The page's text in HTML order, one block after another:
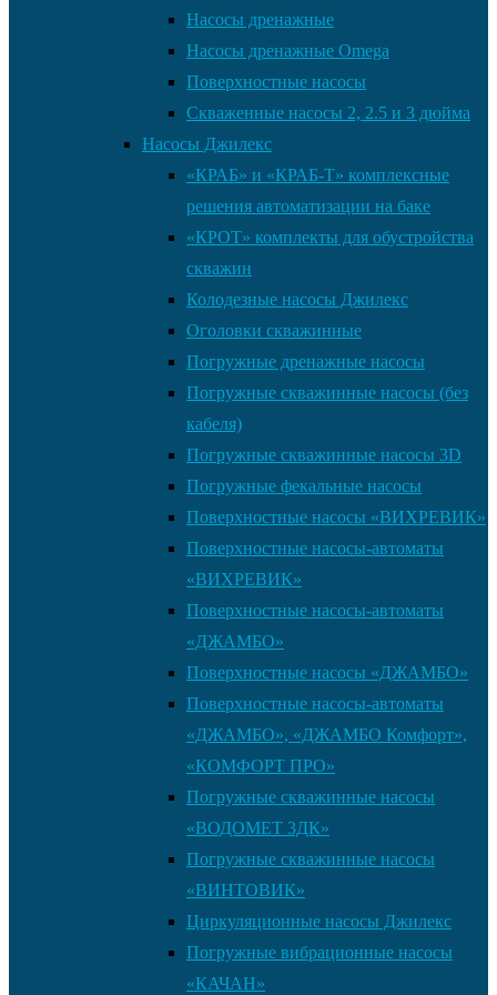
Насосы дренажные
Насосы дренажные Omega
Поверхностные насосы
Скваженные насосы 2, 2.5 и 3 дюйма
Насосы Джилекс
«КРАБ» и «КРАБ-Т» комплексные
решения автоматизации на баке
«КРОТ» комплекты для обустройства
скважин
Колодезные насосы Джилекс
Оголовки скважинные
Погружные дренажные насосы
Погружные скважинные насосы (без
кабеля)
Погружные скважинные насосы 3D
Погружные фекальные насосы
Поверхностные насосы «ВИХРЕВИК»
Поверхностные насосы-автоматы
«ВИХРЕВИК»
Поверхностные насосы-автоматы
«ДЖАМБО»
Поверхностные насосы «ДЖАМБО»
Поверхностные насосы-автоматы
«ДЖАМБО», «ДЖАМБО Комфорт»,
«КОМФОРТ ПРО»
Погружные скважинные насосы
«ВОДОМЕТ 3ДК»
Погружные скважинные насосы
«ВИНТОВИК»
Циркуляционные насосы Джилекс
Погружные вибрационные насосы
«КАЧАН»